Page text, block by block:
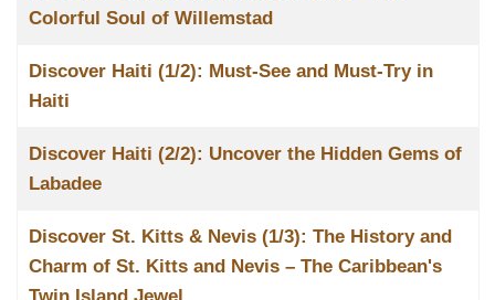
Colorful Soul of Willemstad
Discover Haiti (1/2): Must-See and Must-Try in
Haiti
Discover Haiti (2/2): Uncover the Hidden Gems of
Labadee
Discover St. Kitts & Nevis (1/3): The History and
Charm of St. Kitts and Nevis – The Caribbean's